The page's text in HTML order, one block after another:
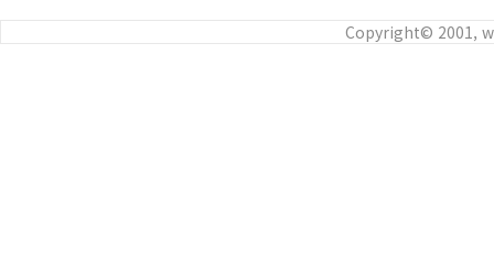
Copyright© 2001,